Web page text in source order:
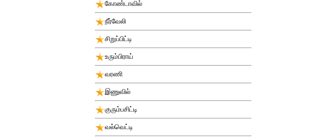
கோண்டாவில்
நீர்வேலி
சிறுப்பிட்டி
உரும்பிராய்
வரணி
இணுவில்
குரும்பசிட்டி
வல்வெட்டி